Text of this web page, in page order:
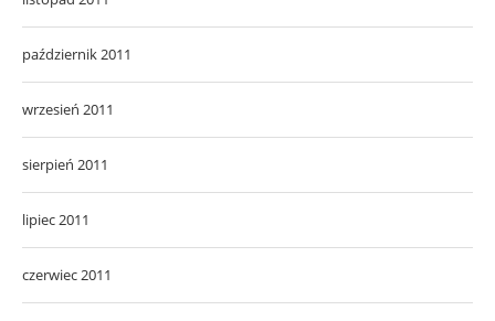
sierpień 2011
lipiec 2011
czerwiec 2011
maj 2011
kwiecień 2011
marzec 2011